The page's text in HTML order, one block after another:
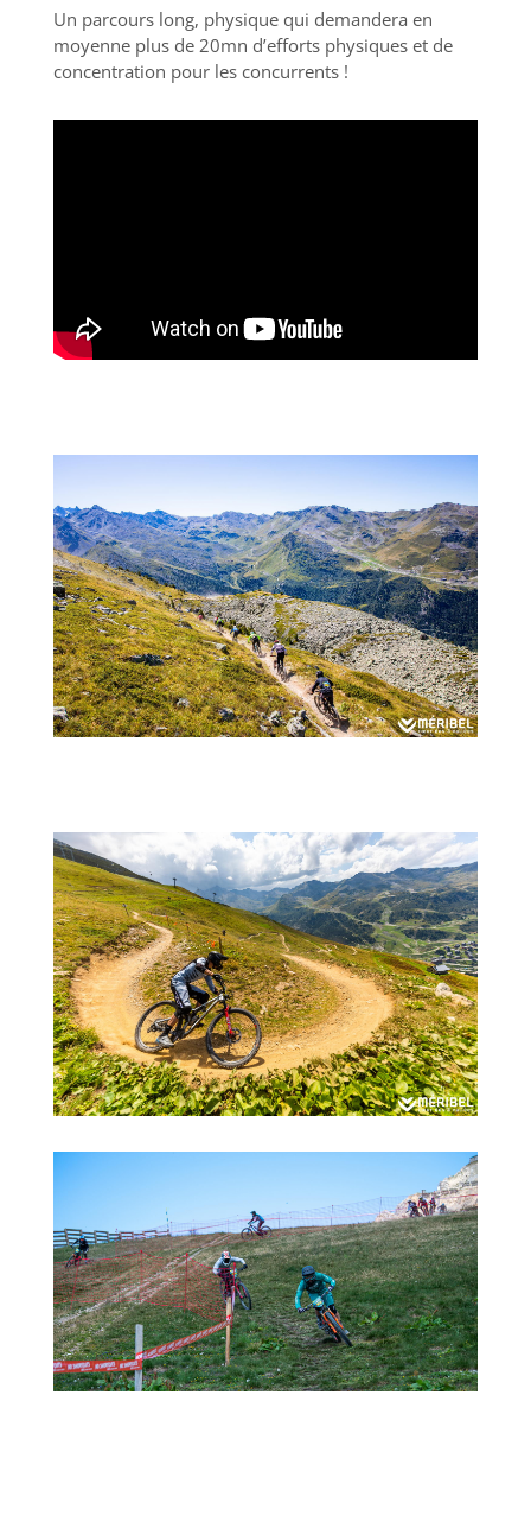
Un parcours long, physique qui demandera en
moyenne plus de 20mn d’efforts physiques et de
concentration pour les concurrents !